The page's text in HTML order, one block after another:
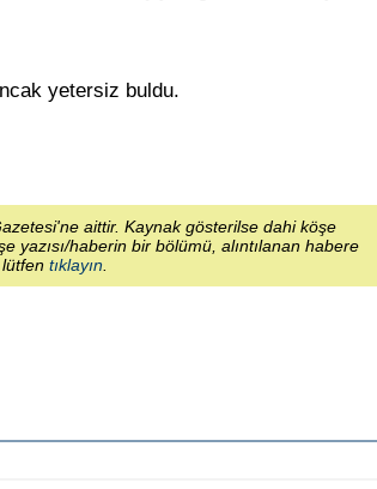
yetersiz buldu.
aittir. Kaynak gösterilse dahi köşe
yazısı/haberin bir bölümü, alıntılanan habere
lütfen tıklayın